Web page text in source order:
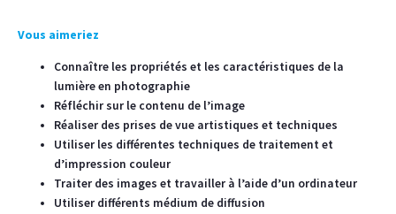
Vous aimeriez
Connaître les propriétés et les caractéristiques de la
lumière en photographie
Réfléchir sur le contenu de l’image
Réaliser des prises de vue artistiques et techniques
Utiliser les différentes techniques de traitement et
d’impression couleur
Traiter des images et travailler à l’aide d’un ordinateur
Utiliser différents médium de diffusion